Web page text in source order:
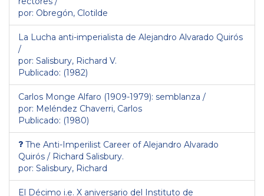
por: Obregón, Clotilde
La Lucha anti-imperialista de Alejandro Alvarado Quirós
/
por: Salisbury, Richard V.
Publicado: (1982)
Carlos Monge Alfaro (1909-1979): semblanza /
por: Meléndez Chaverri, Carlos
Publicado: (1980)
The Anti-Imperilist Career of Alejandro Alvarado
Quirós / Richard Salisbury.
por: Salisbury, Richard
El Décimo i.e. X aniversario del Instituto de